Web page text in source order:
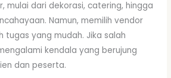
mulai dari dekorasi, catering, hingga
Namun, memilih vendor
tugas yang mudah. Jika salah
kendala yang berujung
dan peserta.